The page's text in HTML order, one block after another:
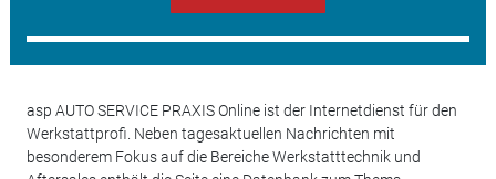
asp AUTO SERVICE PRAXIS Online ist der Internetdienst für den
Werkstattprofi. Neben tagesaktuellen Nachrichten mit
besonderem Fokus auf die Bereiche Werkstatttechnik und